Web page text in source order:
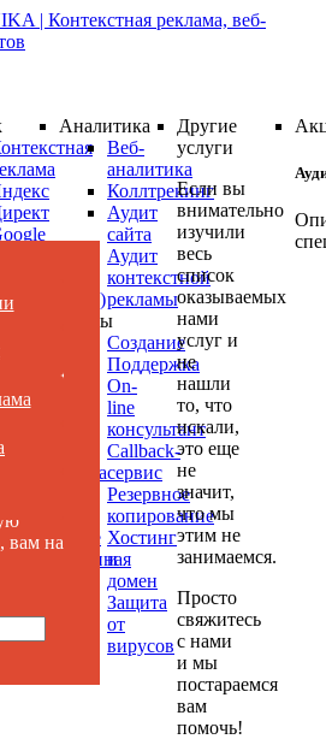
Видеореклама
Таргетированная
Аналитика
Веб-
аналитика
Коллтрекинг
Аудит
сайта
Аудит
контекстной
рекламы
Сайты
Создание
Поддержка
On-
line
консультант
Callback-
сервис
Резервное
копирование
Хостинг
и
домен
Защита
от
вирусов
Другие
услуги
Если вы
внимательно
изучили
весь
список
оказываемых
нами
услуг и
не
нашли
то, что
искали,
это еще
не
значит,
что мы
этим не
занимаемся.
Просто
свяжитесь
с нами
и мы
постараемся
вам
помочь!
вам на